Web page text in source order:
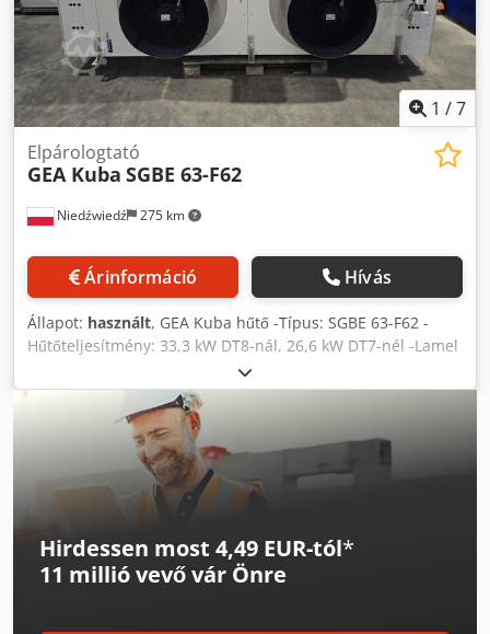
1 /7
Niedźwiedź 275 km
Elpárologtató
GEA Kuba SGBE 63-F62
Árinformáció Hívás
Állapot: használt, GEA Kuba hűtő -Típus: SGBE 63-F62 -
Hűtőteljesítmény: 33,3 kW DT8-nál, 26,6 kW DT7-nél -Lamel
köz: 7 mm -Elektromos fűtőszálak -Ventilátorok száma: 2 x
630 mm -Berendezés méretei: 3020 mm x 1000 mm x 1000
mm -Blokk rozsdamentes acélból -Hűtőközeg: Freon -
Térfogat: 45 l -Raktárkészlet: 1 db -Raktári szám: CH 597
Cedpjyx S Evsfx Am Aoha -Állapot: Használt, nagyon jó, a
hűtő teljesen tömít, a ventilátorok működőképesek, azonnal
használatra kész
Hirdessen most 4,49 EUR-tól*
11 millió vevővár Önre